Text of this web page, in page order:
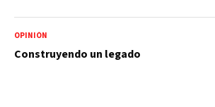
OPINIÓN
Construyendo un legado